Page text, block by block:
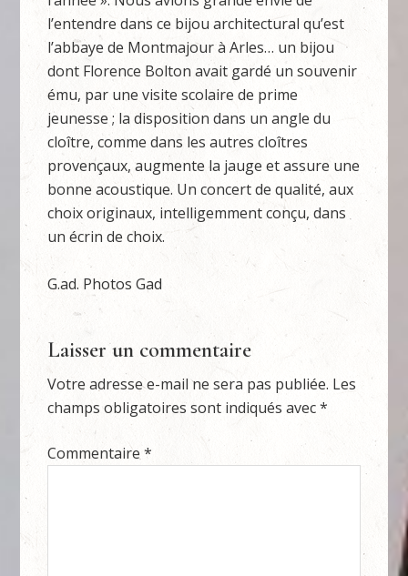
l’entendre dans ce bijou architectural qu’est
l’abbaye de Montmajour à Arles… un bijou
dont Florence Bolton avait gardé un souvenir
ému, par une visite scolaire de prime
jeunesse ; la disposition dans un angle du
cloître, comme dans les autres cloîtres
provençaux, augmente la jauge et assure une
bonne acoustique. Un concert de qualité, aux
choix originaux, intelligemment conçu, dans
un écrin de choix.
G.ad. Photos Gad
Laisser un commentaire
Votre adresse e-mail ne sera pas publiée. Les
champs obligatoires sont indiqués avec*
Commentaire*